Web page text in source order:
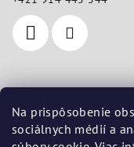
Na prispôsobenie
sociálnych médií a
Hol talál meg
Székhely : Pod dubami